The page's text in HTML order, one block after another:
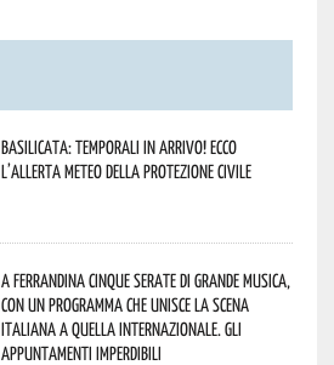
Basilicata: temporali in arrivo! Ecco
l’allerta meteo della Protezione civile
A Ferrandina cinque serate di grande musica,
con un programma che unisce la scena
italiana a quella internazionale. Gli
appuntamenti imperdibili